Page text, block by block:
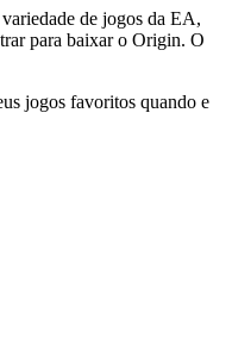
de jogos da EA,
para baixar o Origin. O
jogos favoritos quando e